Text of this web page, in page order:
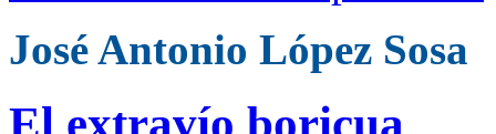
José Antonio López Sosa